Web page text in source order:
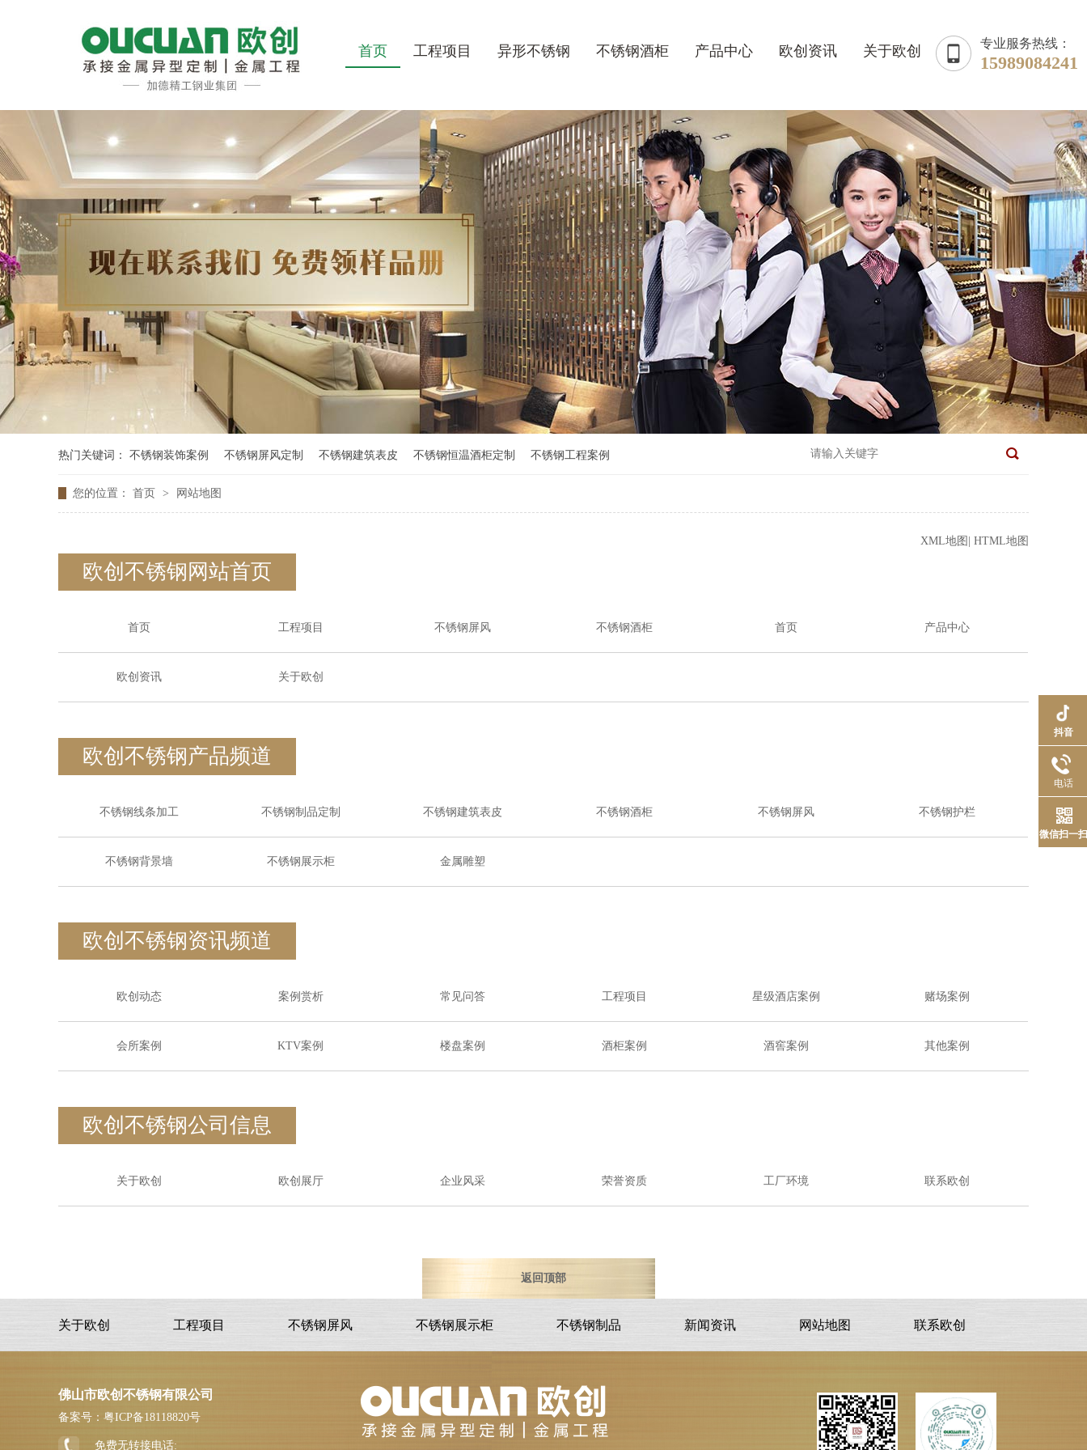
专业服务热线：
15989084241
首页 工程项目 异形不锈钢 不锈钢酒柜 产品中心 欧创资讯 关于欧创
热门关键词： 不锈钢装饰案例 不锈钢屏风定制 不锈钢建筑表皮 不锈钢恒温酒柜定制 不锈钢工程案例
您的位置： 首页 > 网站地图
XML地图 HTML地图
欧创不锈钢网站首页
首页 工程项目 不锈钢屏风 不锈钢酒柜 首页 产品中心
欧创资讯 关于欧创
欧创不锈钢产品频道
不锈钢线条加工 不锈钢制品定制 不锈钢建筑表皮 不锈钢酒柜 不锈钢屏风 不锈钢护栏
不锈钢背景墙 不锈钢展示柜 金属雕塑
欧创不锈钢资讯频道
欧创动态 案例赏析 常见问答 工程项目 星级酒店案例 赌场案例
会所案例 KTV案例 楼盘案例 酒柜案例 酒窖案例 其他案例
欧创不锈钢公司信息
关于欧创 欧创展厅 企业风采 荣誉资质 工厂环境 联系欧创
返回顶部
关于欧创 工程项目 不锈钢屏风 不锈钢展示柜 不锈钢制品 新闻资讯 网站地图 联系欧创
佛山市欧创不锈钢有限公司
备案号： 粤ICP备18118820号
免费无转接电话:
抖音
电话
微信扫一扫